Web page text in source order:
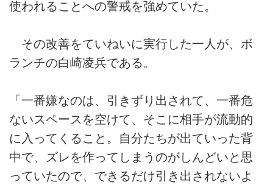
使われることへの警戒を強めていた。
その改善をていねいに実行した一人が、ボ
ランチの白崎凌兵である。
「一番嫌なのは、引きずり出されて、一番危
ないスペースを空けて、そこに相手が流動的
に入ってくること。自分たちが出ていった背
中で、ズレを作ってしまうのがしんどいと思
っていたので、できるだけ引き出されないよ